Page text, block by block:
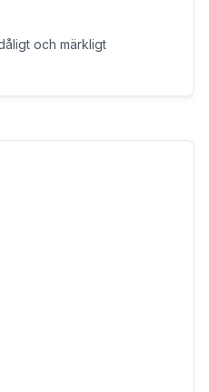
och märkligt